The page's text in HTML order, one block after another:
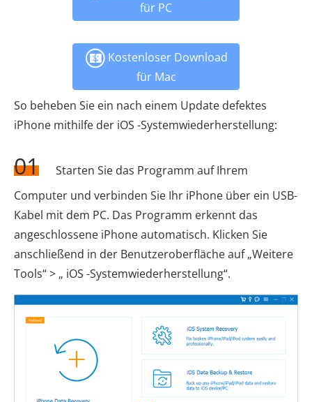
für PC
Kostenloser Download
für Mac
So beheben Sie ein nach einem Update defektes
iPhone mithilfe der iOS -Systemwiederherstellung:
01
Starten Sie das Programm auf Ihrem
Computer und verbinden Sie Ihr iPhone über ein USB-
Kabel mit dem PC. Das Programm erkennt das
angeschlossene iPhone automatisch. Klicken Sie
anschließend in der Benutzeroberfläche auf „Weitere
Tools“ > „ iOS -Systemwiederherstellung“.